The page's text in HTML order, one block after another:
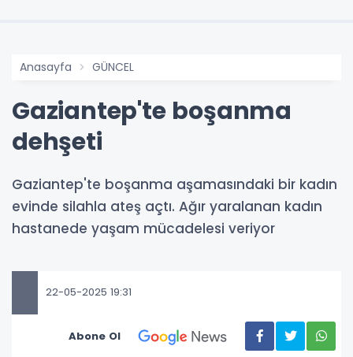
Anasayfa GÜNCEL
Gaziantep'te boşanma
dehşeti
Gaziantep'te boşanma aşamasındaki bir kadın
evinde silahla ateş açtı. Ağır yaralanan kadın
hastanede yaşam mücadelesi veriyor
22-05-2025 19:31
Abone Ol